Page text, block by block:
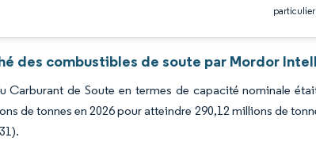
particulier
des combustibles de soute par Mordor
Carburant de Soute en termes de capacité nominale
de tonnes en 2026 pour atteindre 290,12 millions de